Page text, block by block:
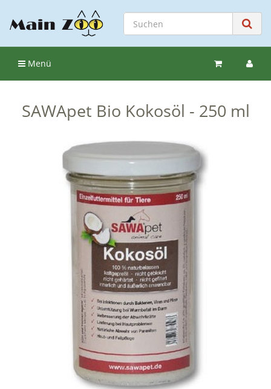
Menü
SAWApet Bio Kokosöl - 250 ml